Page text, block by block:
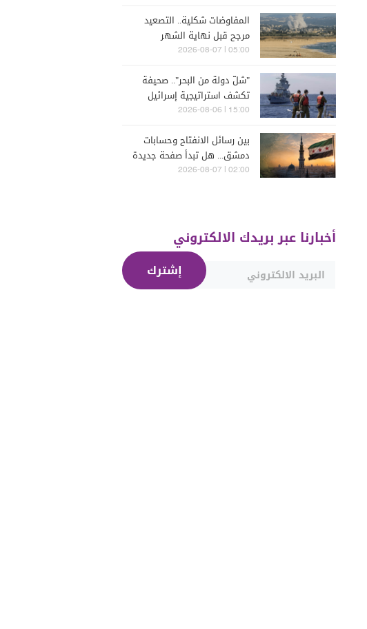
المفاوضات شكلية.. التصعيد
مرجح قبل نهاية الشهر
05:00 | 2026-08-07
"شلّ دولة من البحر".. صحيفة
تكشف استراتيجية إسرائيل
البحرية الجديدة في مواجهة
15:00 | 2026-08-06
بين رسائل الانفتاح وحسابات
دمشق... هل تبدأ صفحة جديدة
بين "حزب الله" وسوريا -
02:00 | 2026-08-07
أخبارنا عبر بريدك الالكتروني
إشترك